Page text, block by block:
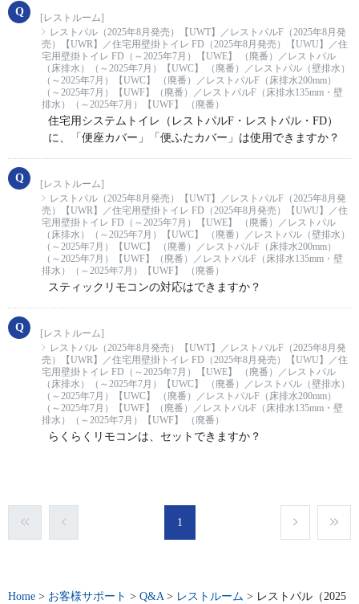
[レストルーム]
レストパル（2025年8月発売）【UWT】／レストパルF（2025年8月発
売）【UWR】／住宅用壁掛トイレ FD（2025年8月発売）【UWU】／住
宅用壁掛トイレ FD（～2025年7月）【UWE】 （廃番）／レストパル
（床排水）（～2025年7月）【UWC】 （廃番）／レストパル（壁排水）
（～2025年7月）【UWC】 （廃番）／レストパルF（床排水200mm）
（～2025年7月）【UWF】（廃番）／レストパルF（床排水135mm・壁
排水）（～2025年7月）【UWF】 （廃番）
住宅用システムトイレ（レストパルF・レストパル・FD）
に、「便座カバー」「便ふたカバー」は使用できますか？
[レストルーム]
レストパル（2025年8月発売）【UWT】／レストパルF（2025年8月発
売）【UWR】／住宅用壁掛トイレ FD（2025年8月発売）【UWU】／住
宅用壁掛トイレ FD（～2025年7月）【UWE】 （廃番）／レストパル
（床排水）（～2025年7月）【UWC】 （廃番）／レストパル（壁排水）
（～2025年7月）【UWC】 （廃番）／レストパルF（床排水200mm）
（～2025年7月）【UWF】（廃番）／レストパルF（床排水135mm・壁
排水）（～2025年7月）【UWF】 （廃番）
スティックリモコンの対応はできますか？
[レストルーム]
レストパル（2025年8月発売）【UWT】／レストパルF（2025年8月発
売）【UWR】／住宅用壁掛トイレ FD（2025年8月発売）【UWU】／住
宅用壁掛トイレ FD（～2025年7月）【UWE】 （廃番）／レストパル
（床排水）（～2025年7月）【UWC】 （廃番）／レストパル（壁排水）
（～2025年7月）【UWC】 （廃番）／レストパルF（床排水200mm）
（～2025年7月）【UWF】（廃番）／レストパルF（床排水135mm・壁
排水）（～2025年7月）【UWF】 （廃番）
らくらくリモコンは、セットできますか？
1
Home > お客様サポート > Q&A> レストルーム > レストパル（2025